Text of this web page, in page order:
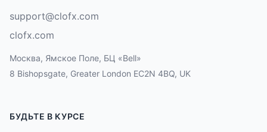
support@clofx.com
clofx.com
Москва, Ямское Поле, БЦ «Bell»
8 Bishopsgate, Greater London EC2N 4BQ, UK
БУДЬТЕ В КУРСЕ